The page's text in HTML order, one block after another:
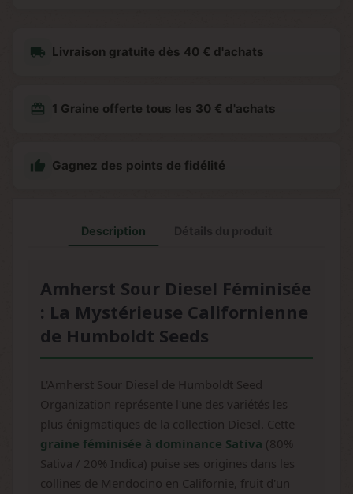
local_shipping Livraison gratuite dès 40 € d'achats
redeem 1 Graine offerte tous les 30 € d'achats
 Gagnez des points de fidélité
Description
Amherst Sour Diesel Féminisée
: La Mystérieuse Californienne
de Humboldt Seeds
L'Amherst Sour Diesel de Humboldt Seed
Organization représente l'une des variétés les
plus énigmatiques de la collection Diesel. Cette
graine féminisée à dominance Sativa (80%
Sativa / 20% Indica) puise ses origines dans les
collines de Mendocino en Californie, fruit d'un